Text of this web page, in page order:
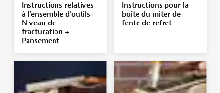
Instructions relatives
à l’ensemble d’outils
Niveau de
fracturation +
Pansement
Instructions pour la
boîte du miter de
fente de refret